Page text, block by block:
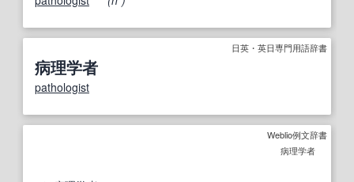
日英・英日専門用語辞書
病理学者
pathologist
Weblio例文辞書
病理学者